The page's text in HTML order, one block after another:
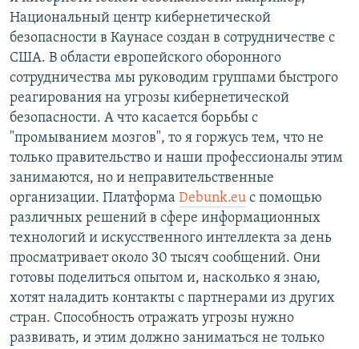
Национальный центр кибернетической
безопасности в Каунасе создан в сотрудничестве с
США. В области европейского оборонного
сотрудничества мы руководим группами быстрого
реагирования на угрозы кибернетической
безопасности. А что касается борьбы с
"промыванием мозгов", то я горжусь тем, что не
только правительство и наши профессионалы этим
занимаются, но и неправительственные
организации. Платформа Debunk.eu с помощью
различных решений в сфере информационных
технологий и искусственного интеллекта за день
просматривает около 30 тысяч сообщений. Они
готовы поделиться опытом и, насколько я знаю,
хотят наладить контакты с партнерами из других
стран. Способность отражать угрозы нужно
развивать, и этим должно заниматься не только